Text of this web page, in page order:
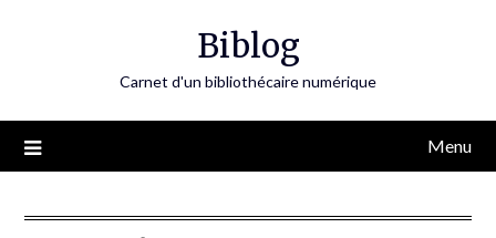
Biblog
Carnet d'un bibliothécaire numérique
Menu